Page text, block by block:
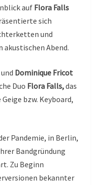
auf Flora Falls
sich
und
Abend.
Dominique Fricot
Duo Flora Falls,das
bzw. Keyboard,
Pandemie, in Berlin,
Bandgründung
Zu Beginn
bekannter